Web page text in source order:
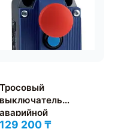
Тросовый
выключатель
аварийной
остановки
129 200 ₸